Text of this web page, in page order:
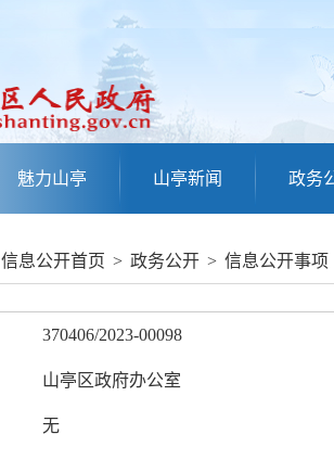
魅力山亭 山亭新闻 政务
信息公开首页 > 政务公开 > 信息公开事项
370406/2023-00098
山亭区政府办公室
无